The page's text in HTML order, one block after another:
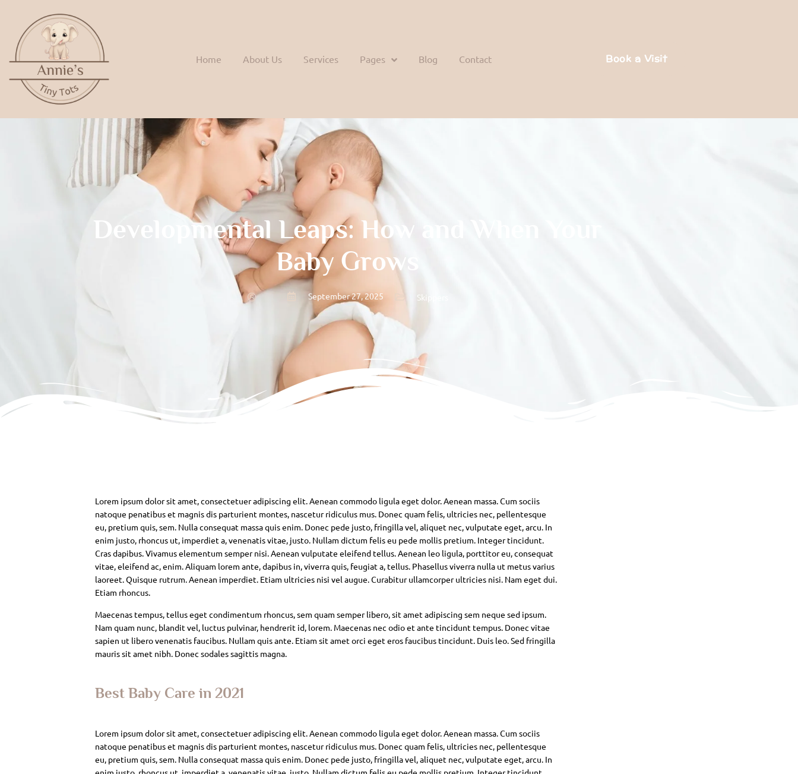
Home About Us Services Pages Blog Contact Book a Visit
Developmental Leaps: How and When Your
Baby Grows
September 27, 2025 Skippers
Lorem ipsum dolor sit amet, consectetuer adipiscing elit. Aenean commodo ligula eget dolor. Aenean massa. Cum sociis
natoque penatibus et magnis dis parturient montes, nascetur ridiculus mus. Donec quam felis, ultricies nec, pellentesque
eu, pretium quis, sem. Nulla consequat massa quis enim. Donec pede justo, fringilla vel, aliquet nec, vulputate eget, arcu. In
enim justo, rhoncus ut, imperdiet a, venenatis vitae, justo. Nullam dictum felis eu pede mollis pretium. Integer tincidunt.
Cras dapibus. Vivamus elementum semper nisi. Aenean vulputate eleifend tellus. Aenean leo ligula, porttitor eu, consequat
vitae, eleifend ac, enim. Aliquam lorem ante, dapibus in, viverra quis, feugiat a, tellus. Phasellus viverra nulla ut metus varius
laoreet. Quisque rutrum. Aenean imperdiet. Etiam ultricies nisi vel augue. Curabitur ullamcorper ultricies nisi. Nam eget dui.
Etiam rhoncus.
Maecenas tempus, tellus eget condimentum rhoncus, sem quam semper libero, sit amet adipiscing sem neque sed ipsum.
Nam quam nunc, blandit vel, luctus pulvinar, hendrerit id, lorem. Maecenas nec odio et ante tincidunt tempus. Donec vitae
sapien ut libero venenatis faucibus. Nullam quis ante. Etiam sit amet orci eget eros faucibus tincidunt. Duis leo. Sed fringilla
mauris sit amet nibh. Donec sodales sagittis magna.
Best Baby Care in 2021
Lorem ipsum dolor sit amet, consectetuer adipiscing elit. Aenean commodo ligula eget dolor. Aenean massa. Cum sociis
natoque penatibus et magnis dis parturient montes, nascetur ridiculus mus. Donec quam felis, ultricies nec, pellentesque
eu, pretium quis, sem. Nulla consequat massa quis enim. Donec pede justo, fringilla vel, aliquet nec, vulputate eget, arcu. In